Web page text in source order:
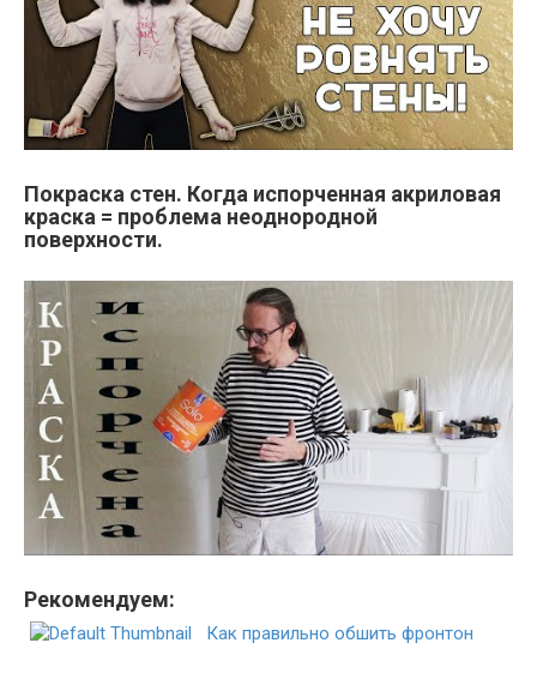
Покраска стен. Когда испорченная акриловая
краска = проблема неоднородной
поверхности.
Рекомендуем:
Как правильно обшить фронтон